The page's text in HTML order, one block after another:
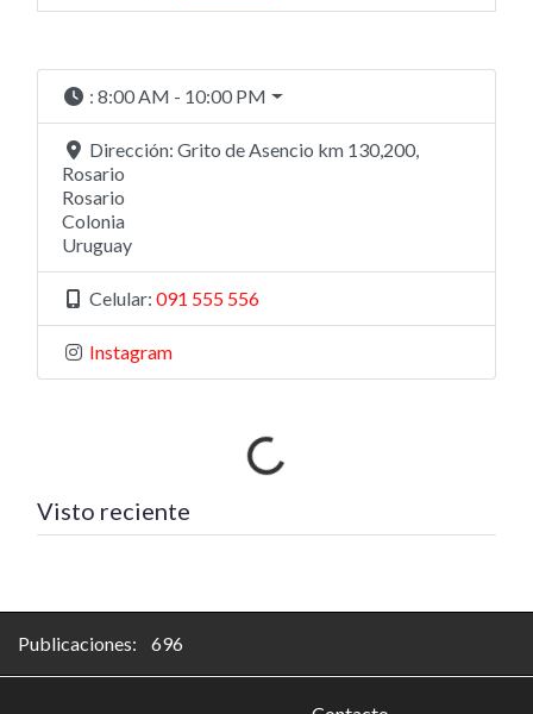
: 8:00 AM - 10:00 PM
Dirección: Grito de Asencio km 130,200,
Rosario
Rosario
Colonia
Uruguay
Celular: 091 555 556
Instagram
Visto reciente Cargando…
Publicaciones: 696